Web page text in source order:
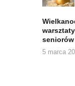
seniorów
5 marca